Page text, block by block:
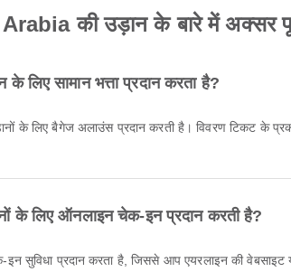
Arabia की उड़ान के बारे में अक्सर
लिए सामान भत्ता प्रदान करता है?
के लिए ऑनलाइन चेक-इन प्रदान करती है?